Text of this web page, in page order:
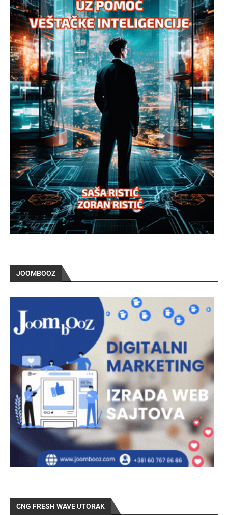
JOOMBOOZ
CNG FRESH WAVE UTORAK